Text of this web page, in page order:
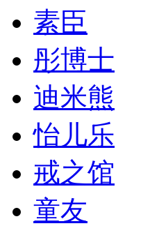
素臣
彤博士
迪米熊
怡儿乐
戒之馆
童友